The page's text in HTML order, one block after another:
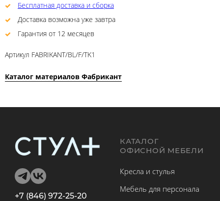
Бесплатная доставка и сборка
Доставка возможна уже завтра
Гарантия от 12 месяцев
Артикул FABRIKANT/BL/F/TK1
Каталог материалов Фабрикант
+7 (846) 972-25-20
КАТАЛОГ
ОФИСНОЙ МЕБЕЛИ
Кресла и стулья
Мебель для персонала